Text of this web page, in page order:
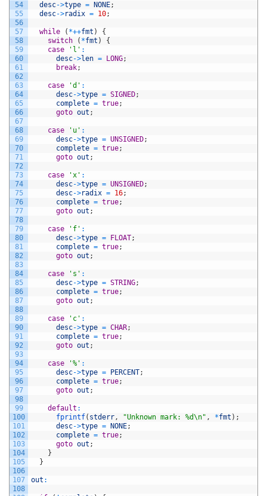
54
55
56
57
58
59
60
61
62
63
64
65
66
67
68
69
70
71
72
73
74
75
76
77
78
79
80
81
82
83
84
85
86
87
88
89
90
91
92
93
94
95
96
97
98
99
100
101
102
103
104
105
106
107
108
desc->type = NONE;
desc->radix = 10;
while ( *++fmt )
{
switch
( *fmt )
{
case
'l' :
desc->len = LONG;
break;
case 'd' :
desc->type = SIGNED;
complete = true;
goto out ;
case 'u' :
desc->type = UNSIGNED;
complete = true;
goto out ;
case 'x' :
desc->type = UNSIGNED;
desc->radix = 16;
complete = true;
goto out ;
case 'f' :
desc->type = FLOAT;
complete = true;
goto out ;
case 's' :
desc->type = STRING;
complete = true;
goto out ;
case 'c' :
desc->type = CHAR;
complete = true;
goto out ;
case '%' :
desc->type = PERCENT;
complete = true;
goto out ;
default :
fprintf( stderr, "Unknown mark: %d\n" , *fmt ) ;
desc->type = NONE;
complete = true;
goto out ;
}
}
out :